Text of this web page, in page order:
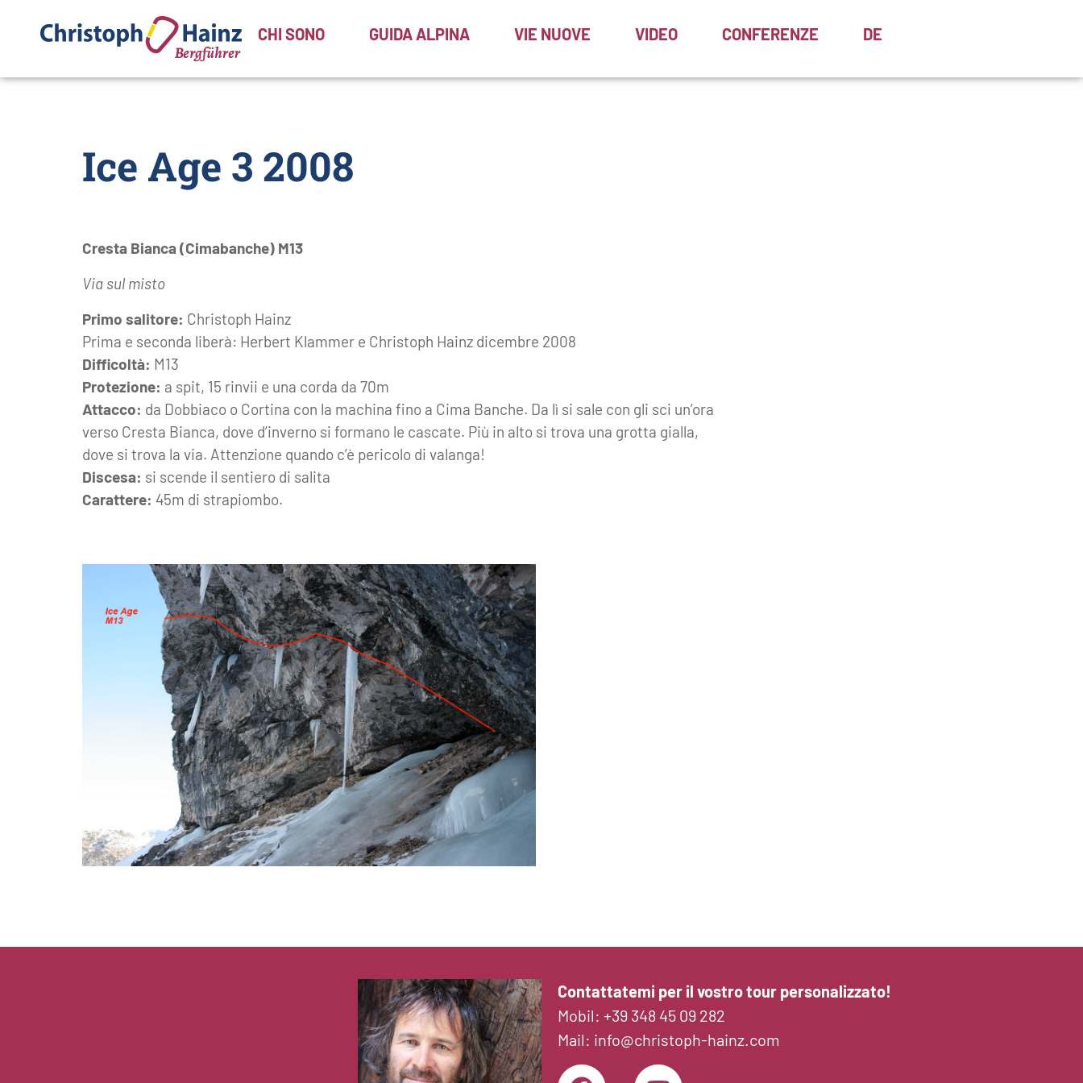
CHI SONO GUIDA ALPINA VIE NUOVE VIDEO CONFERENZE DE
Ice Age 3 2008
Cresta Bianca (Cimabanche) M13
Via sul misto
Primo salitore: Christoph Hainz
Prima e seconda liberà: Herbert Klammer e Christoph Hainz dicembre 2008
Difficoltà: M13
Protezione: a spit, 15 rinvii e una corda da 70m
Attacco: da Dobbiaco o Cortina con la machina fino a Cima Banche. Da lì si sale con gli sci un’ora
verso Cresta Bianca, dove d’inverno si formano le cascate. Più in alto si trova una grotta gialla,
dove si trova la via. Attenzione quando c’è pericolo di valanga!
Discesa: si scende il sentiero di salita
Carattere: 45m di strapiombo.
Contattatemi per il vostro tour personalizzato!
Mobil: +39 348 45 09 282
Mail: info@christoph-hainz.com